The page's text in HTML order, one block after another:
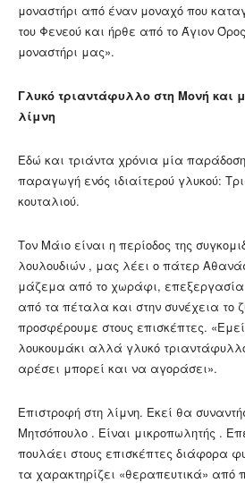
μοναστήρι από έναν μοναχό που
του Φενεού και ήρθε από το Άγιον
μοναστήρι μας».
Γλυκό τριαντάφυλλο στη Μονή και
λίμνη
Εδώ και τριάντα χρόνια μία
παραγωγή ενός ιδιαίτερού γλυκού:
κουταλιού.
Τον Μάιο είναι η περίοδος της
λουλουδιών , μας λέει ο πάτερ
μάζεμα από το χωράφι, επεξεργασία
από τα πέταλα και στην συνέχεια το
προσφέρουμε στους επισκέπτες.
λουκουμάκι αλλά γλυκό
αρέσει μπορεί και να αγοράσει».
Επιστροφή στη λίμνη. Εκεί θα
Μητσόπουλο . Είναι μικροπωλητής .
πουλάει στους επισκέπτες διάφορα
τα χαρακτηρίζει «θεραπευτικά»